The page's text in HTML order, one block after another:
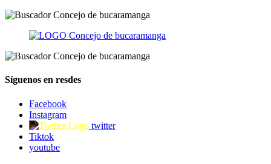
Síguenos en resdes
Facebook
Instagram
twitter
Tiktok
youtube